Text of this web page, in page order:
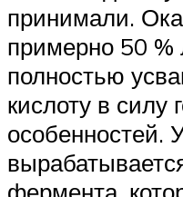
принимали.
примерно 50
полностью
кислоту в силу
особенностей.